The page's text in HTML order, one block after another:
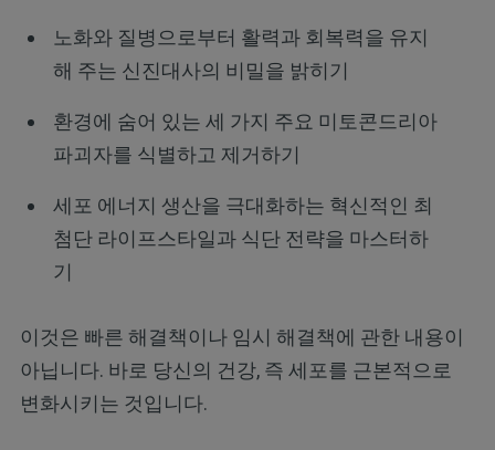
노화와 질병으로부터 활력과 회복력을 유지
해 주는 신진대사의 비밀을 밝히기
환경에 숨어 있는 세 가지 주요 미토콘드리아
파괴자를 식별하고 제거하기
세포 에너지 생산을 극대화하는 혁신적인 최
첨단 라이프스타일과 식단 전략을 마스터하
기
이것은 빠른 해결책이나 임시 해결책에 관한 내용이
아닙니다. 바로 당신의 건강, 즉 세포를 근본적으로
변화시키는 것입니다.